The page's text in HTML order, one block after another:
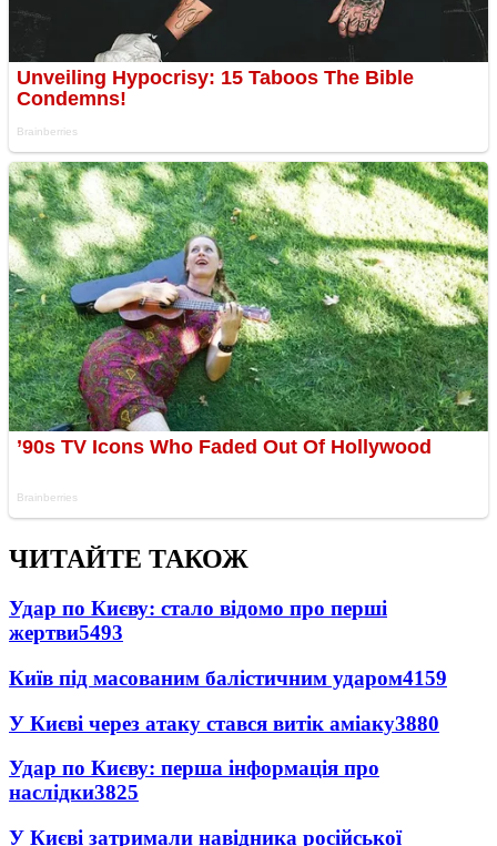
ЧИТАЙТЕ ТАКОЖ
Удар по Києву: стало відомо про перші
жертви5493
Київ під масованим балістичним ударом4159
У Києві через атаку стався витік аміаку3880
Удар по Києву: перша інформація про
наслідки3825
У Києві затримали навідника російської